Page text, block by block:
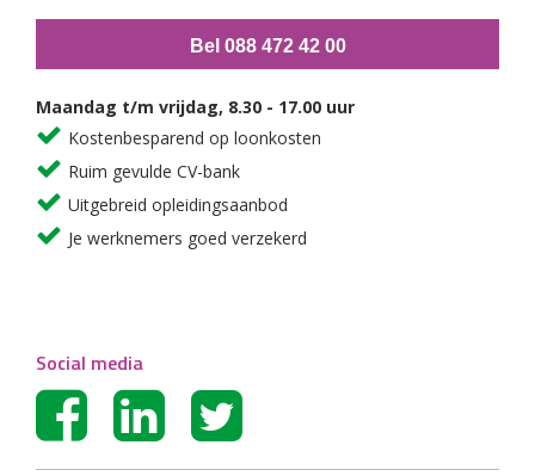
Bel 088 472 42 00
Maandag t/m vrijdag, 8.30 - 17.00 uur
Kostenbesparend op loonkosten
Ruim gevulde CV-bank
Uitgebreid opleidingsaanbod
Je werknemers goed verzekerd
Social media